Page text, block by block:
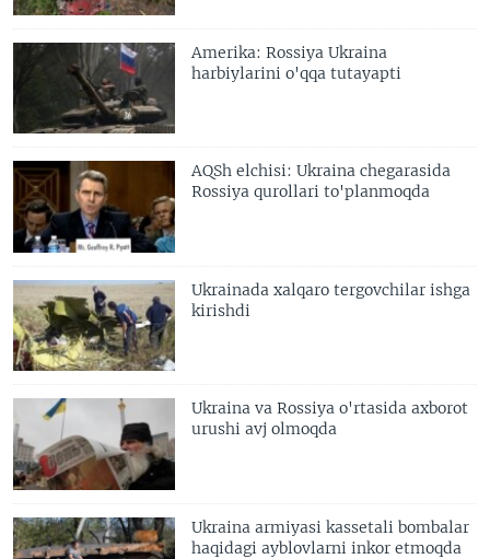
Amerika: Rossiya Ukraina
harbiylarini o'qqa tutayapti
AQSh elchisi: Ukraina chegarasida
Rossiya qurollari to'planmoqda
Ukrainada xalqaro tergovchilar ishga
kirishdi
Ukraina va Rossiya o'rtasida axborot
urushi avj olmoqda
Ukraina armiyasi kassetali bombalar
haqidagi ayblovlarni inkor etmoqda